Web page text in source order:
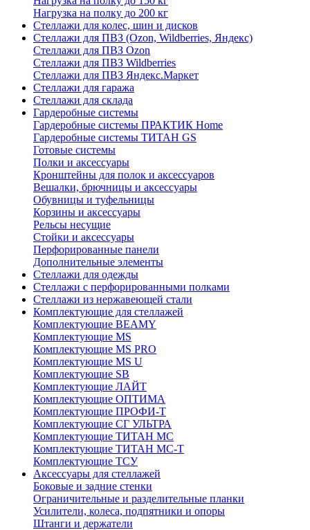
Нагрузка на полку до 200 кг
Стеллажи для колес, шин и дисков
Стеллажи для ПВЗ (Ozon, Wildberries, Яндекс)
Стеллажи для ПВЗ Ozon
Стеллажи для ПВЗ Wildberries
Стеллажи для ПВЗ Яндекс.Маркет
Стеллажи для гаража
Стеллажи для склада
Гардеробные системы
Гардеробные системы ПРАКТИК Home
Гардеробные системы ТИТАН GS
Готовые системы
Полки и аксессуары
Кронштейны для полок и аксессуаров
Вешалки, брючницы и аксессуары
Обувницы и туфельницы
Корзины и аксессуары
Рельсы несущие
Стойки и аксессуары
Перфорированные панели
Дополнительные элементы
Стеллажи для одежды
Стеллажи с перфорированными полками
Стеллажи из нержавеющей стали
Комплектующие для стеллажей
Комплектующие BEAMY
Комплектующие MS
Комплектующие MS PRO
Комплектующие MS U
Комплектующие SB
Комплектующие ЛАЙТ
Комплектующие ОПТИМА
Комплектующие ПРОФИ-Т
Комплектующие СГ УЛЬТРА
Комплектующие ТИТАН МС
Комплектующие ТИТАН МС-Т
Комплектующие ТСУ
Аксессуары для стеллажей
Боковые и задние стенки
Ограничительные и разделительные планки
Усилители, колеса, подпятники и опоры
Штанги и держатели